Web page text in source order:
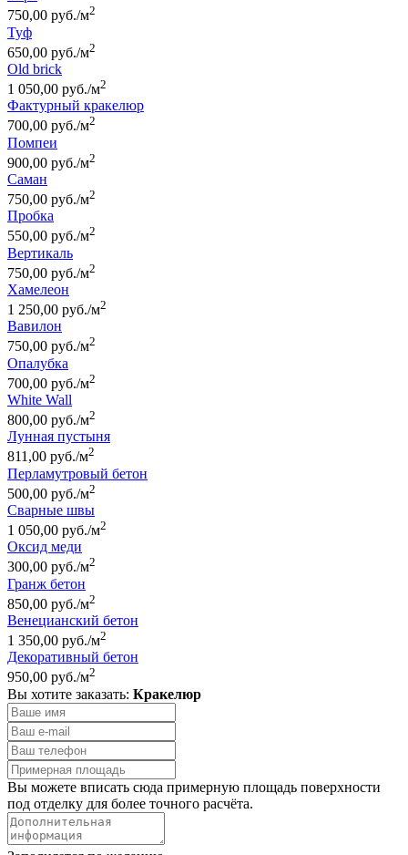
750,00 руб./м2
Туф
650,00 руб./м2
Old brick
1 050,00 руб./м2
Фактурный кракелюр
700,00 руб./м2
Помпеи
900,00 руб./м2
Саман
750,00 руб./м2
Пробка
550,00 руб./м2
Вертикаль
750,00 руб./м2
Хамелеон
1 250,00 руб./м2
Вавилон
750,00 руб./м2
Опалубка
700,00 руб./м2
White Wall
800,00 руб./м2
Лунная пустыня
811,00 руб./м2
Перламутровый бетон
500,00 руб./м2
Сварные швы
1 050,00 руб./м2
Оксид меди
300,00 руб./м2
Гранж бетон
850,00 руб./м2
Венецианский бетон
1 350,00 руб./м2
Декоративный бетон
950,00 руб./м2
Вы хотите заказать: Кракелюр
Вы можете вписать сюда примерную площадь поверхности
под отделку для более точного расчёта.